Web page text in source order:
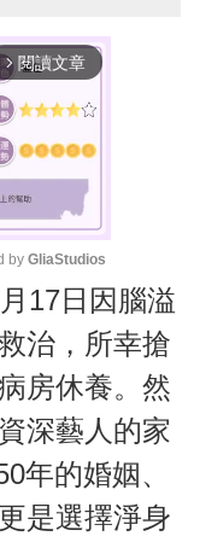
arrow_forward_ios 閱讀文章
M
u
t
e
by GliaStudios
17日因腦溢
治，所幸搶
房休養。然
深藝人的家
年的婚姻、
是選擇淨身